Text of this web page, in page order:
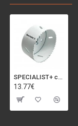
SPECIALIST+ caurumu zāģis BI-METAL, 92 mm
13.77€